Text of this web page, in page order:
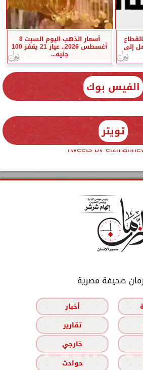
إلى
أسعار الذهب اليوم السبت 8
أغسطس 2026.. عيار 21 يقفز 100
جنيه...
الفيس بوك
تويتر
Tweets by
صحيفة مصرية
أخبار
تقارير
خارجي
حوادث